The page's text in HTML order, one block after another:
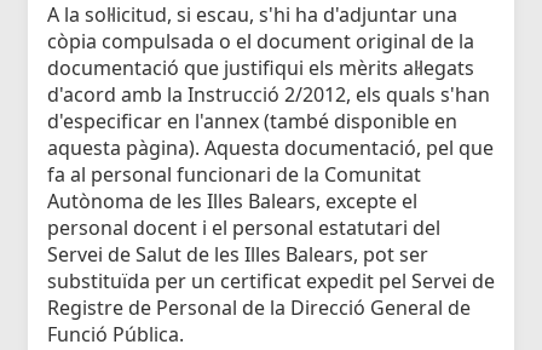
A la sol·licitud, si escau, s'hi ha d'adjuntar una
còpia compulsada o el document original de la
documentació que justifiqui els mèrits al·legats
d'acord amb la Instrucció 2/2012, els quals s'han
d'especificar en l'annex (també disponible en
aquesta pàgina). Aquesta documentació, pel que
fa al personal funcionari de la Comunitat
Autònoma de les Illes Balears, excepte el
personal docent i el personal estatutari del
Servei de Salut de les Illes Balears, pot ser
substituïda per un certificat expedit pel Servei de
Registre de Personal de la Direcció General de
Funció Pública.